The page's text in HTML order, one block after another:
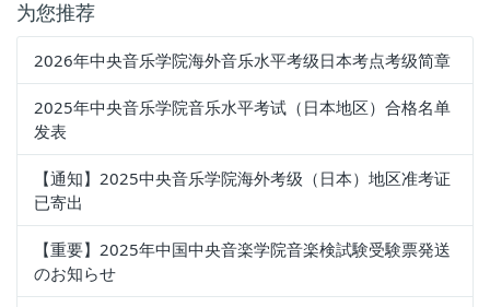
为您推荐
2026年中央音乐学院海外音乐水平考级日本考点考级简章
2025年中央音乐学院音乐水平考试（日本地区）合格名单
发表
【通知】2025中央音乐学院海外考级（日本）地区准考证
已寄出
【重要】2025年中国中央音楽学院音楽検試験受験票発送
のお知らせ